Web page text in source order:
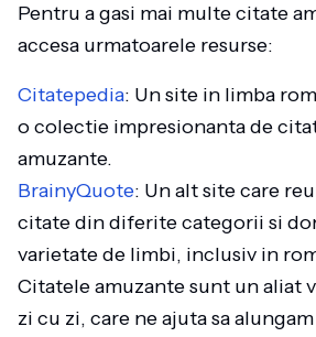
Pentru a gasi mai multe citate
accesa urmatoarele resurse:
Citatepedia: Un site in limba
o colectie impresionanta de
amuzante.
BrainyQuote: Un alt site care
citate din diferite categorii si
varietate de limbi, inclusiv in
Citatele amuzante sunt un aliat
zi cu zi, care ne ajuta sa